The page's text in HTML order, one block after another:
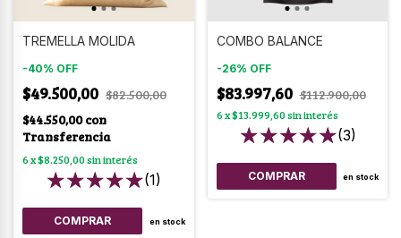
TREMELLA MOLIDA
-40% OFF
$49.500,00 $82.500,00
$44.550,00con
Transferencia
6x$8.250,00sin interés
(1)
COMPRAR en stock
COMBO BALANCE
-26% OFF
$83.997,60 $112.900,00
6x$13.999,60sin interés
(3)
en stock